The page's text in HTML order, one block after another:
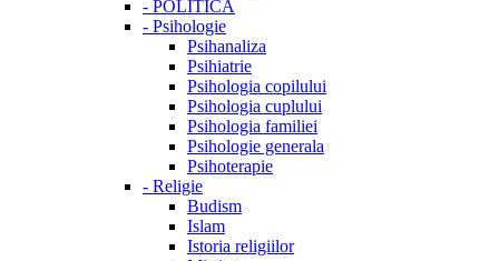
- POLITICA
- Psihologie
Psihanaliza
Psihiatrie
Psihologia copilului
Psihologia cuplului
Psihologia familiei
Psihologie generala
Psihoterapie
- Religie
Budism
Islam
Istoria religiilor